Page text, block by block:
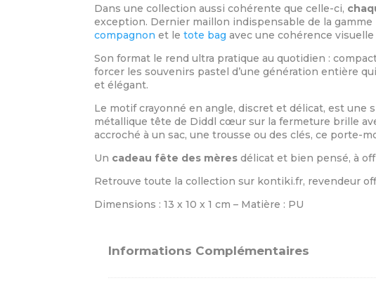
Dans une collection aussi cohérente que celle-ci,
exception. Dernier maillon indispensable de la
compagnon et letote bag avec une cohérence
Son format le rend ultra pratique au quotidien :
forcer les souvenirs pastel d’une génération entière
et élégant.
Le motif crayonné en angle, discret et délicat, est une
métallique tête de Diddl cœur sur la fermeture brille
accroché à un sac, une trousse ou des clés, ce porte-
Un cadeau fête des mères délicat et bien pensé, à
Retrouve toute la collection sur kontiki.fr, revendeur
Dimensions : 13 x 10 x 1 cm – Matière : PU
Informations Complémentaires